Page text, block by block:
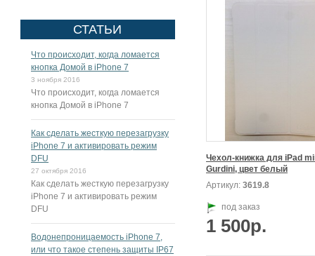
СТАТЬИ
Что происходит, когда ломается
кнопка Домой в iPhone 7
3 ноября 2016
Что происходит, когда ломается
кнопка Домой в iPhone 7
Как сделать жесткую перезагрузку
iPhone 7 и активировать режим
DFU
27 октября 2016
Как сделать жесткую перезагрузку
iPhone 7 и активировать режим
DFU
Водонепроницаемость iPhone 7,
или что такое степень защиты IP67
Чехол-книжка для iPad
Gurdini, цвет белый
Артикул: 3619.8
под заказ
1 500р.